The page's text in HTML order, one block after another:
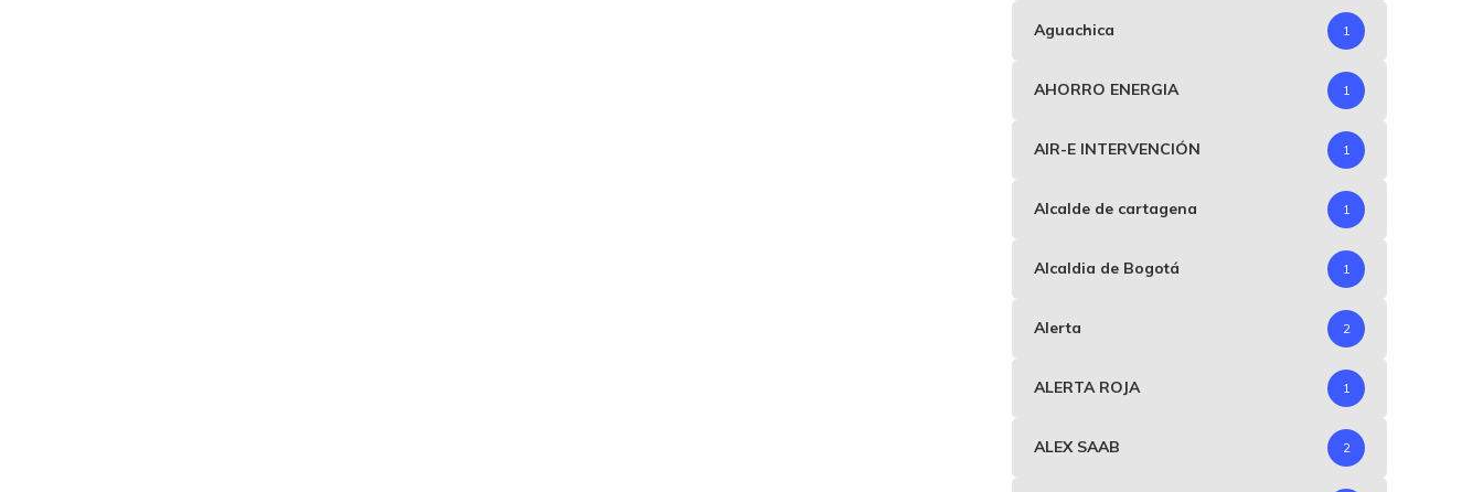
Aguachica 1
AHORRO ENERGIA 1
AIR-E INTERVENCIÓN 1
Alcalde de cartagena 1
Alcaldia de Bogotá 1
Alerta 2
ALERTA ROJA 1
ALEX SAAB 2